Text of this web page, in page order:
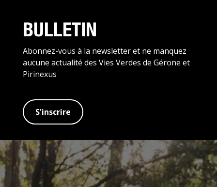
BULLETIN
Abonnez-vous à la newsletter et ne manquez
aucune actualité des Vies Verdes de Gérone et
Pirinexus
S'inscrire